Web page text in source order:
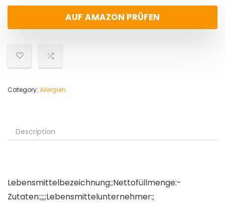
AUF AMAZON PRÜFEN
Category: Allergien
Description
Lebensmittelbezeichnung:;Nettofüllmenge:-
Zutaten:;;;;Lebensmittelunternehmer:;